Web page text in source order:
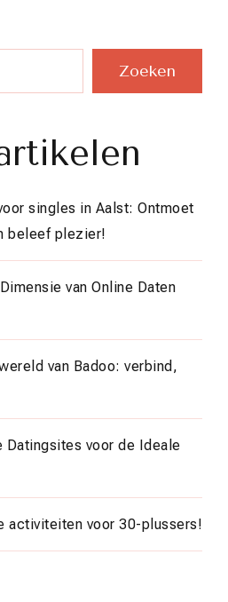
Zoeken
singles in Aalst: Ontmoet
beleef plezier!
van Online Daten
van Badoo: verbind,
voor de Ideale
activiteiten voor 30-plussers!